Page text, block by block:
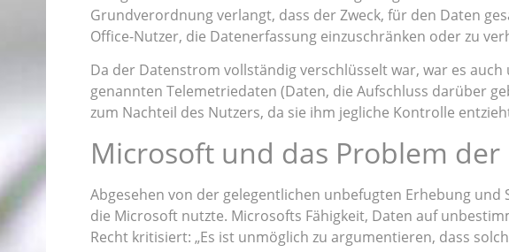
Grundverordnung verlangt, dass der Zweck, für den Daten
Office-Nutzer, die Datenerfassung einzuschränken oder zu
Da der Datenstrom vollständig verschlüsselt war, war es
genannten Telemetriedaten (Daten, die Aufschluss darüber
zum Nachteil des Nutzers, da sie ihm jegliche Kontrolle
Microsoft und das Problem
Abgesehen von der gelegentlichen unbefugten Erhebung
die Microsoft nutzte. Microsofts Fähigkeit, Daten auf
Recht kritisiert: „Es ist unmöglich zu argumentieren, dass